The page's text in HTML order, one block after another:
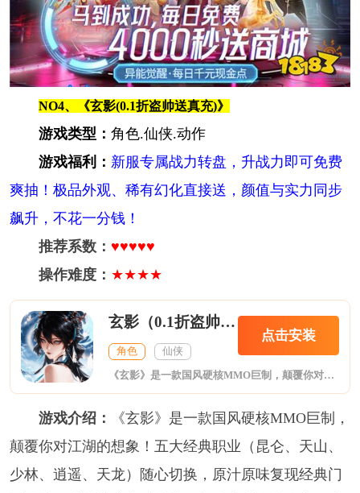
NO4、《玄影(0.1折盗帅送真充)》
游戏类型： 角色.仙侠.动作
游戏福利： 新服专属战力转盘，升战力即可免费
爽抽！极品外观、稀有幻化直接送，颜值与实力同步
飙升，不花一分钱！
推荐系数： ♥♥♥♥♥
操作难度： ★★★★
玄影（0.1折盗帅送真充）
角色 仙侠
点击安装
《玄影》是一款国风硬核MMO巨制，颠覆你对江湖的想象！五大经典职业（昆仑、天山、少林、逍遥、天龙）随心切换，原汁原味复现经典门派秘籍，独创转生突破系统，每次突破解锁隐藏无上绝学，彻底告别“选错职业毁一生”，成长无上限。召唤盘古、后羿等上古神祇“法相”，释放毁天灭地的全屏大招，帧率稳定60FPS，带来神仙打架般的视觉盛宴与操作爽感！江湖不老，侠心不改，全服自由交易、群雄逐鹿，万人跨服帮战、师徒情缘，
游戏介绍：
《玄影》是一款国风硬核MMO巨制，
颠覆你对江湖的想象！五大经典职业（昆仑、天山、
少林、逍遥、天龙）随心切换，原汁原味复现经典门